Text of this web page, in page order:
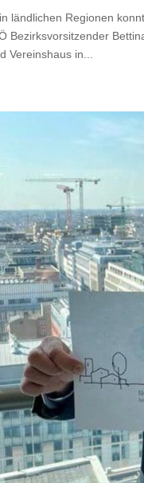
ländlichen Regionen
Bezirksvorsitzender
Vereinshaus in...